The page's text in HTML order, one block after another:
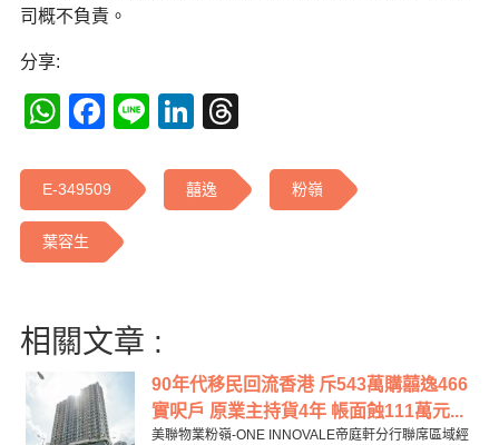
司概不負責。
分享:
WhatsApp
Facebook
LineLinkedIn
E-349509 囍逸 粉嶺
葉容生
相關文章 :
90年代移民回流香港 斥543萬購囍逸466
實呎戶 原業主持貨4年 帳面蝕111萬元...
美聯物業粉嶺-ONE INNOVALE帝庭軒分行聯席區域經